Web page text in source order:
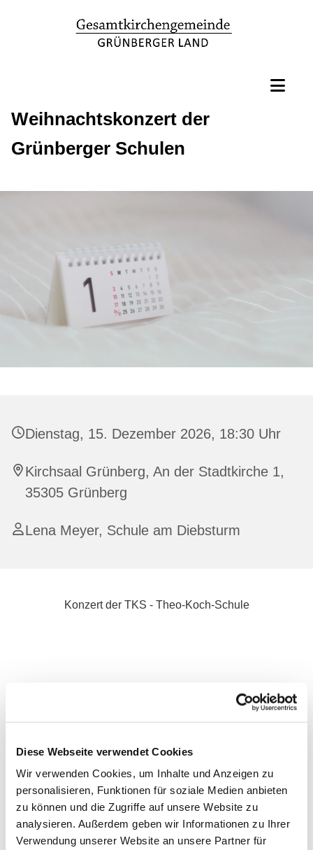
Diese Webseite verwendet Cookies
Wir verwenden Cookies, um Inhalte und Anzeigen zu
personalisieren, Funktionen für soziale Medien anbieten
zu können und die Zugriffe auf unsere Website zu
analysieren. Außerdem geben wir Informationen zu Ihrer
Verwendung unserer Website an unsere Partner für
Weihnachtskonzert der
Grünberger Schulen
Dienstag, 15. Dezember 2026, 18:30 Uhr
Kirchsaal Grünberg, An der Stadtkirche 1,
35305 Grünberg
Lena Meyer, Schule am Diebsturm
Konzert der TKS - Theo-Koch-Schule